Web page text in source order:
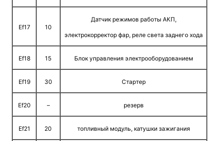
Ef17 10
Датчик режимов работы АКП,
электрокорректор фар, реле света заднего хода
Ef18 15 Блок управления электрооборудованием
Ef19 30 Стартер
Ef20 – резерв
Ef21 20 топливный модуль, катушки зажигания